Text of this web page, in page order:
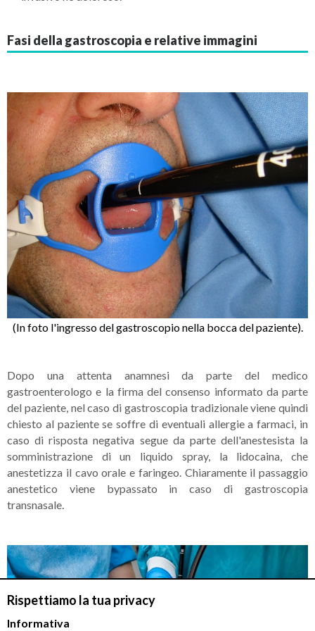
Rispettiamo la tua privacy
Informativa
Fasi della gastroscopia e relative immagini
(In foto l'ingresso del gastroscopio nella bocca del paziente).
Dopo una attenta anamnesi da parte del medico
gastroenterologo e la firma del consenso informato da parte
del paziente, nel caso di gastroscopia tradizionale viene quindi
chiesto al paziente se soffre di eventuali allergie a farmaci, in
caso di risposta negativa segue da parte dell'anestesista la
somministrazione di un liquido spray, la lidocaina, che
anestetizza il cavo orale e faringeo. Chiaramente il passaggio
anestetico viene bypassato in caso di gastroscopia
transnasale.